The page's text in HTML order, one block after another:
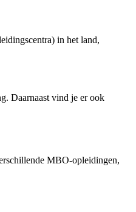
in het land,
Daarnaast vind je er ook
MBO-opleidingen,